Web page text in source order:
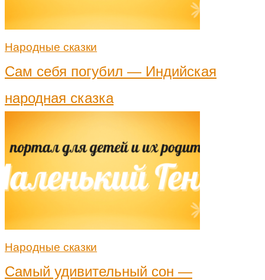
Народные сказки
Сам себя погубил — Индийская
народная сказка
Народные сказки
Самый удивительный сон —